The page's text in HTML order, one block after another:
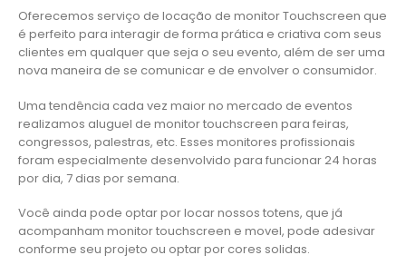
Oferecemos serviço de locação de monitor Touchscreen que
é perfeito para interagir de forma prática e criativa com seus
clientes em qualquer que seja o seu evento, além de ser uma
nova maneira de se comunicar e de envolver o consumidor.
Uma tendência cada vez maior no mercado de eventos
realizamos aluguel de monitor touchscreen para feiras,
congressos, palestras, etc. Esses monitores profissionais
foram especialmente desenvolvido para funcionar 24 horas
por dia, 7 dias por semana.
Você ainda pode optar por locar nossos totens, que já
acompanham monitor touchscreen e movel, pode adesivar
conforme seu projeto ou optar por cores solidas.